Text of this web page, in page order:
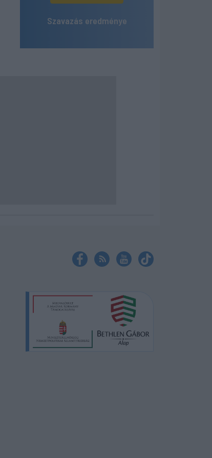
Szavazás eredménye